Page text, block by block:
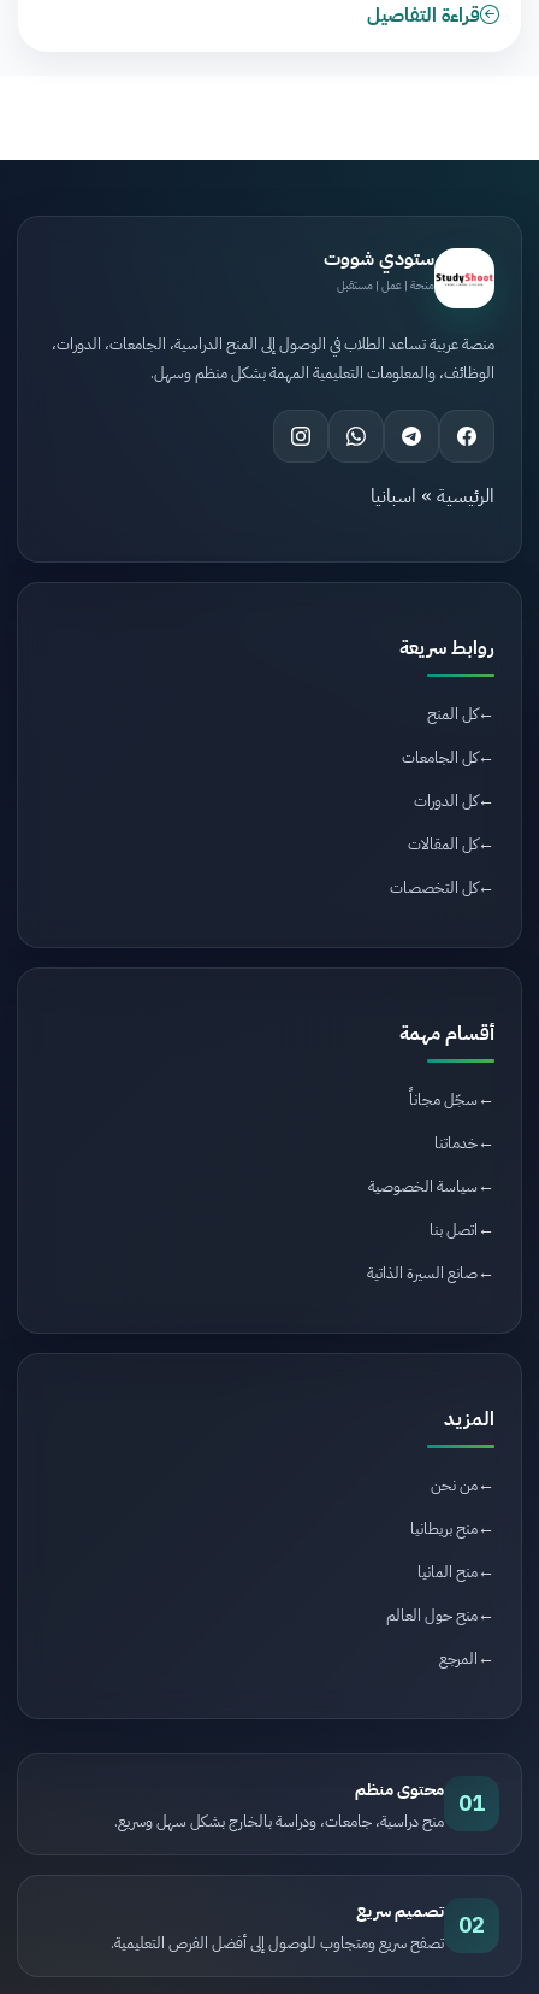
قراءة التفاصيل
ستودي شووت
منحة | عمل | مستقبل
منصة عربية تساعد الطلاب في الوصول إلى المنح الدراسية، الجامعات، الدورات،
الوظائف، والمعلومات التعليمية المهمة بشكل منظم وسهل.
الرئيسية » اسبانيا
روابط سريعة
كل المنح
كل الجامعات
كل الدورات
كل المقالات
كل التخصصات
أقسام مهمة
سجّل مجاناً
خدماتنا
سياسة الخصوصية
اتصل بنا
صانع السيرة الذاتية
المزيد
من نحن
منح بريطانيا
منح المانيا
منح حول العالم
المرجع
01 محتوى منظم
منح دراسية، جامعات، ودراسة بالخارج بشكل سهل وسريع.
02 تصميم سريع
تصفح سريع ومتجاوب للوصول إلى أفضل الفرص التعليمية.